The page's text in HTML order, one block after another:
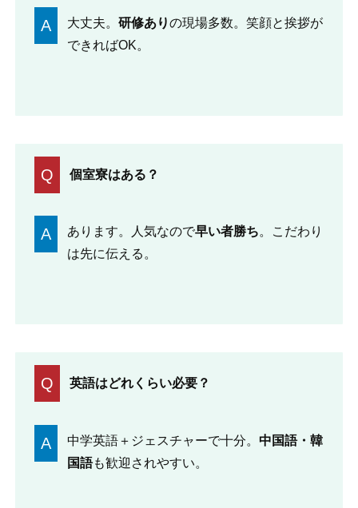
A 大丈夫。 研修ありの現場多数。笑顔と挨拶が
できればOK。
Q 個室寮はある？
A あります。人気なので早い者勝ち。こだわり
は先に伝える。
Q 英語はどれくらい必要？
A 中学英語＋ジェスチャーで十分。 中国語・韓
国語も歓迎されやすい。